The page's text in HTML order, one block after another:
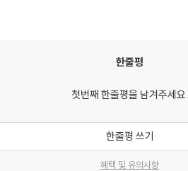
한줄평
첫번째 한줄평을 남겨주세요.
한줄평 쓰기
혜택 및 유의사항